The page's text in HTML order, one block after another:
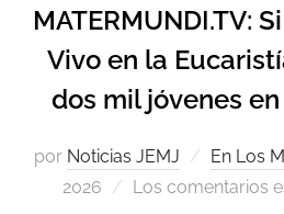
MATERMUNDI.TV:
Vivo en la
dos mil jóvenes
por Noticias JEMJ En Los
2026
Los comentarios